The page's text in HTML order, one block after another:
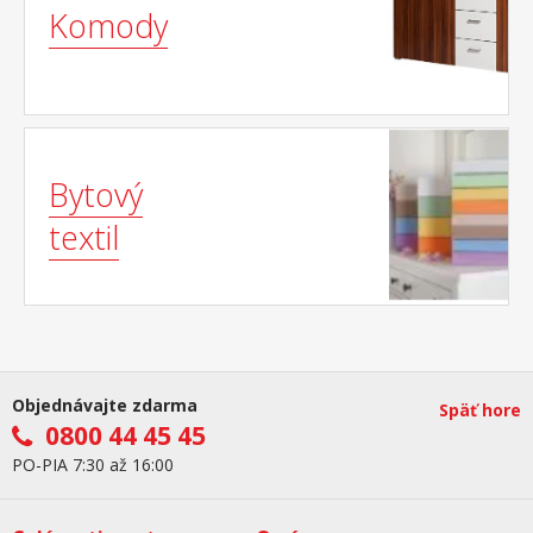
Komody
Bytový
textil
Objednávajte zdarma
0800 44 45 45
PO-PIA 7:30 až 16:00
Späť hore